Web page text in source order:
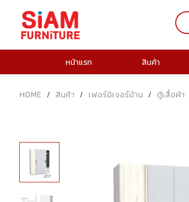
หน้าแรก สินค้า
HOME / สินค้า / เฟอร์นิเจอร์บ้าน / ตู้เสื้อผ้า